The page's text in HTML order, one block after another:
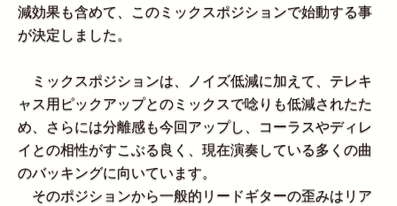
減効果も含めて、このミックスポジションで始動する事
が決定しました。
ミックスポジションは、ノイズ低減に加えて、テレキ
ャス用ピックアップとのミックスで唸りも低減されたた
め、さらには分離感も今回アップし、コーラスやディレ
イとの相性がすこぶる良く、現在演奏している多くの曲
のバッキングに向いています。
そのポジションから一般的リードギターの歪みはリア